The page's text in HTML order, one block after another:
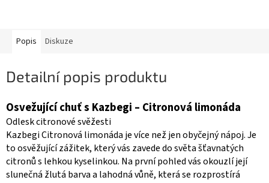
Popis Diskuze
Detailní popis produktu
Osvežující chuť s Kazbegi – Citronová limonáda
Odlesk citronové svěžesti
Kazbegi Citronová limonáda je více než jen obyčejný nápoj. Je
to osvěžující zážitek, který vás zavede do světa šťavnatých
citronů s lehkou kyselinkou. Na první pohled vás okouzlí její
slunečná žlutá barva a lahodná vůně, která se rozprostírá